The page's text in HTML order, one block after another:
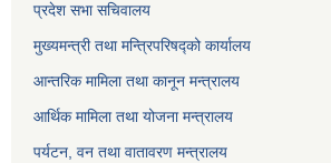
प्रदेश सभा सचिवालय
मुख्यमन्त्री तथा मन्त्रिपरिषद्को कार्यालय
आन्तरिक मामिला तथा कानून मन्त्रालय
आर्थिक मामिला तथा योजना मन्त्रालय
पर्यटन, वन तथा वातावरण मन्त्रालय